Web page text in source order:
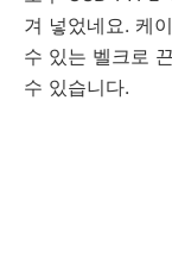
겨 넣었네요. 케
수 있는 벨크로
수 있습니다.